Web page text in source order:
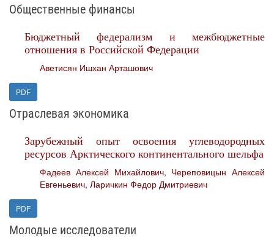
Общественные финансы
Бюджетный федерализм и межбюджетные
отношения в Российской Федерации
Аветисян Ишхан Арташович
PDF
Отраслевая экономика
Зарубежный опыт освоения углеводородных
ресурсов Арктического континентального шельфа
Фадеев Алексей Михайлович, Череповицын Алексей
Евгеньевич, Ларичкин Федор Дмитриевич
PDF
Молодые исследователи